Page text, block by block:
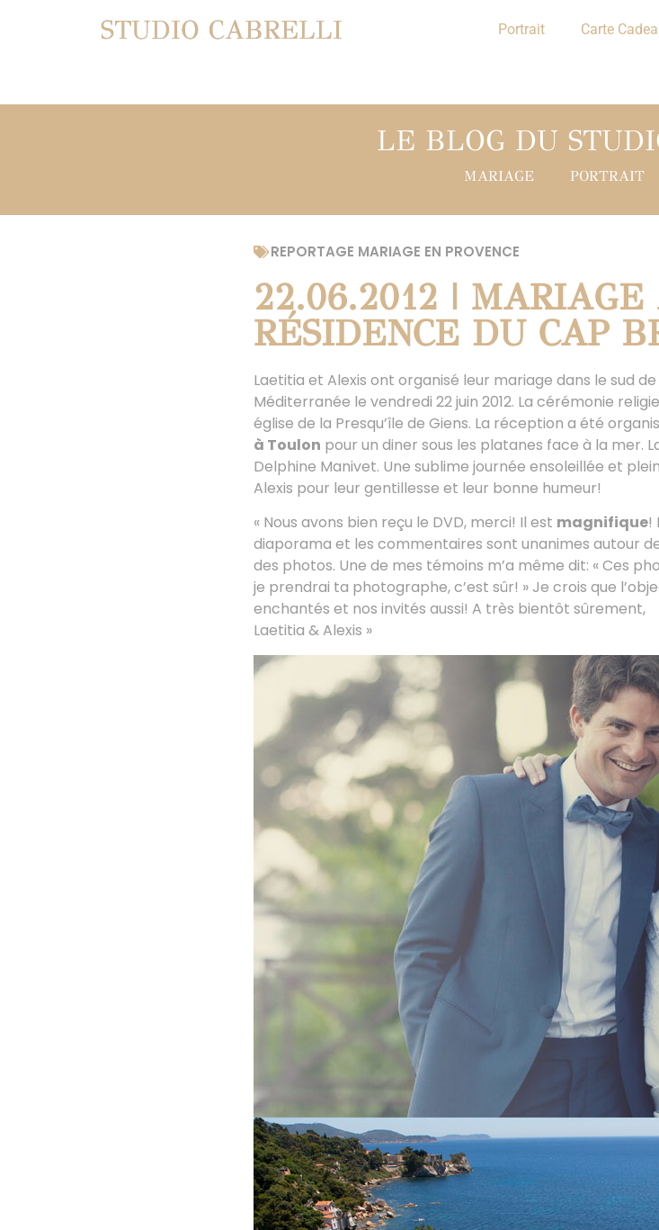
STUDIO CABRELLI Portrait Carte
LE BLOG DU
MARIAGE PORTRAIT
REPORTAGE MARIAGE EN PROVENCE
22.06.2012 |
RÉSIDENCE DU CAP
Laetitia et Alexis ont organisé leur mariage dans le sud
Méditerranée le vendredi 22 juin 2012. La cérémonie
église de la Presqu’île de Giens. La réception a été
à Toulon pour un diner sous les platanes face à la mer.
Delphine Manivet. Une sublime journée ensoleillée et
Alexis pour leur gentillesse et leur bonne humeur!
« Nous avons bien reçu le DVD, merci! Il est magnifique!
diaporama et les commentaires sont unanimes autour
des photos. Une de mes témoins m’a même dit: « Ces
je prendrai ta photographe, c’est sûr! » Je crois que
enchantés et nos invités aussi! A très bientôt sûrement,
Laetitia & Alexis »